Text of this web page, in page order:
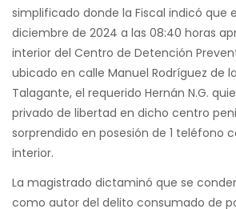
simplificado donde la Fiscal indicó que
diciembre de 2024 a las 08:40 horas
interior del Centro de Detención
ubicado en calle Manuel Rodríguez de
Talagante, el requerido Hernán N.G.
privado de libertad en dicho centro
sorprendido en posesión de 1 teléfono
interior.
La magistrado dictaminó que se
como autor del delito consumado de